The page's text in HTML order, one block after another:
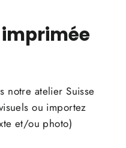
notre atelier Suisse
ou importez
et/ou photo)